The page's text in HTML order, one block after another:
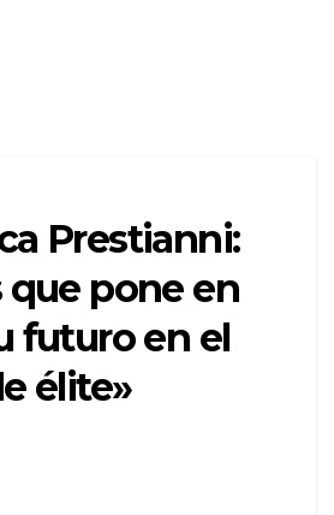
Prestianni:
que pone en
futuro en el
élite»